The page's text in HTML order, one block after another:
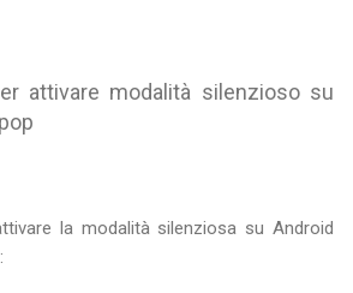
attivare modalità silenzioso su
la modalità silenziosa su Android